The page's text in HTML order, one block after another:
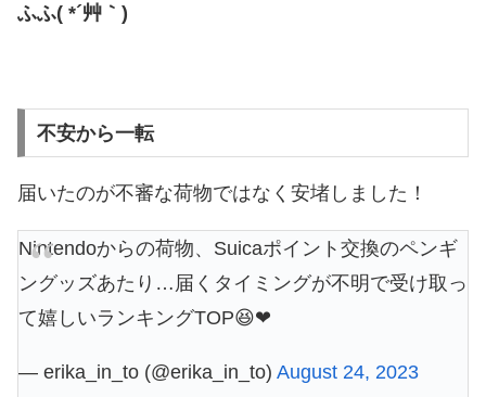
ふふ( *´艸｀)
不安から一転
届いたのが不審な荷物ではなく安堵しました！
Nintendoからの荷物、Suicaポイント交換のペンギ
ングッズあたり…届くタイミングが不明で受け取っ
て嬉しいランキングTOP😆❤
— erika_in_to (@erika_in_to) August 24, 2023